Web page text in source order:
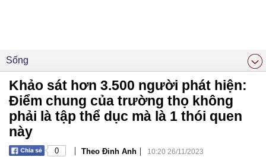
Sống
Khảo sát hơn 3.500 người phát hiện:
Điểm chung của trường thọ không
phải là tập thể dục mà là 1 thói quen
này
0 | Theo Đinh Anh | 10:20 26/11/2023